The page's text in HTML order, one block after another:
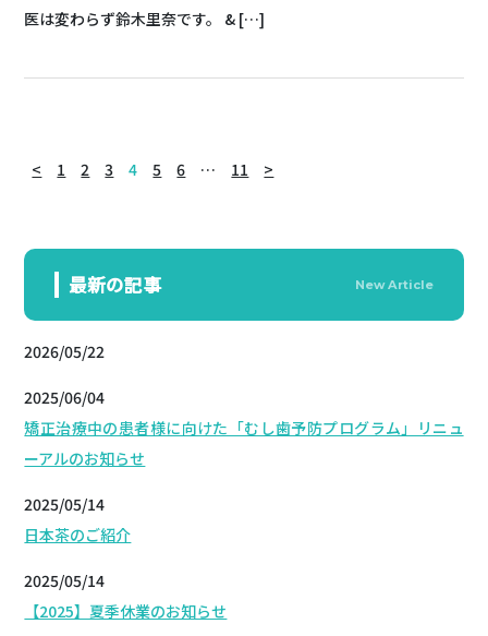
医は変わらず鈴木里奈です。 & […]
< 1 2 3 4 5 6 … 11 >
最新の記事 New Article
2026/05/22
2025/06/04
矯正治療中の患者様に向けた「むし歯予防プログラム」リニュ
ーアルのお知らせ
2025/05/14
日本茶のご紹介
2025/05/14
【2025】夏季休業のお知らせ